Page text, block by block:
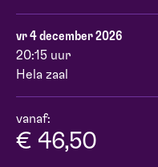
vr 4 december 2026
20:15 uur
Hela zaal
vanaf:
€ 46,50